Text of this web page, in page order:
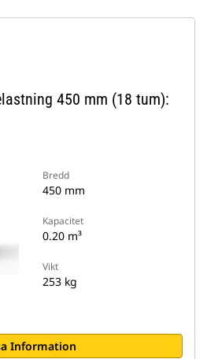
450 mm (18 tum):
Bredd
450 mm
Kapacitet
0.20 m³
Vikt
253 kg
Information